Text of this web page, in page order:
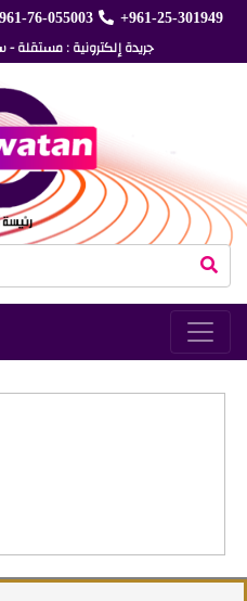
76-055003 +961-25-301949
جريدة إلكترونية : مستقلة -